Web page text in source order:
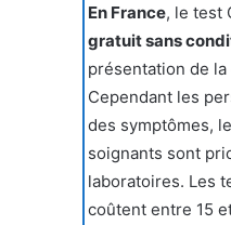
En France, le test
gratuit sans
présentation de
Cependant les
des symptômes,
soignants sont
laboratoires. Les
coûtent entre 15